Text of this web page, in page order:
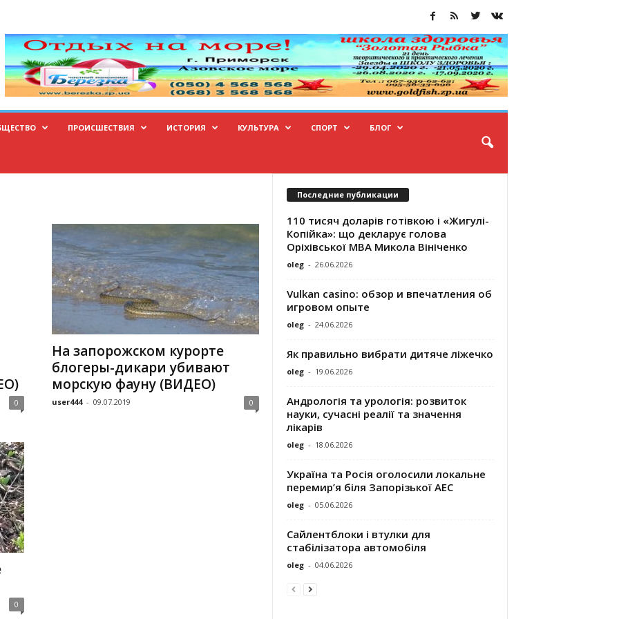
ПРОИСШЕСТВИЯ ИСТОРИЯ КУЛЬТУРА СПОРТ БЛОГ
0
На запорожском курорте
блогеры-дикари убивают
морскую фауну (ВИДЕО)
user444 - 09.07.2019 0
0
Последние публикации
110 тисяч доларів готівкою і «Жигулі-
Копійка»: що декларує голова
Оріхівської МВА Микола Вініченко
oleg - 26.06.2026
Vulkan casino: обзор и впечатления об
игровом опыте
oleg - 24.06.2026
Як правильно вибрати дитяче ліжечко
oleg - 19.06.2026
Андрологія та урологія: розвиток
науки, сучасні реалії та значення
лікарів
oleg - 18.06.2026
Україна та Росія оголосили локальне
перемир’я біля Запорізької АЕС
oleg - 05.06.2026
Сайлентблоки і втулки для
стабілізатора автомобіля
oleg - 04.06.2026